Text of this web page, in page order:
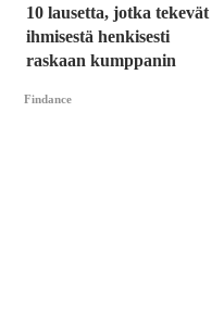
10 lausetta, jotka tekevät
ihmisestä henkisesti
raskaan kumppanin
Findance